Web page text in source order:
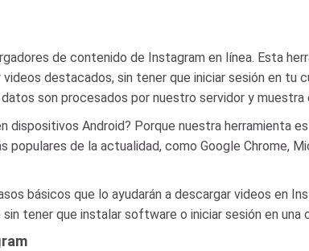
de contenido de Instagram en línea. Esta
destacados, sin tener que iniciar sesión en tu
son procesados ​​por nuestro servidor y muestra
dispositivos Android? Porque nuestra herramienta
populares de la actualidad, como Google Chrome,
básicos que lo ayudarán a descargar videos en
tener que instalar software o iniciar sesión en una